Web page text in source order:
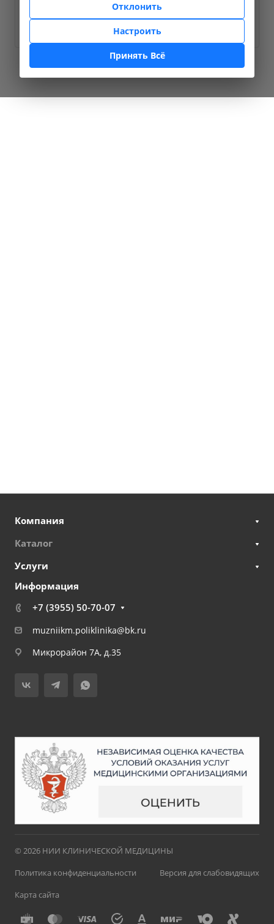
Подробнее
Компания
Каталог
Услуги
Информация
+7 (3955) 50-70-07
muzniikm.poliklinika@bk.ru
Микрорайон 7А, д.35
© 2026 НИИ КЛИНИЧЕСКОЙ МЕДИЦИНЫ
Политика конфиденциальности
Версия для слабовидящих
Карта сайта
Отклонить
Настроить
Принять Всё